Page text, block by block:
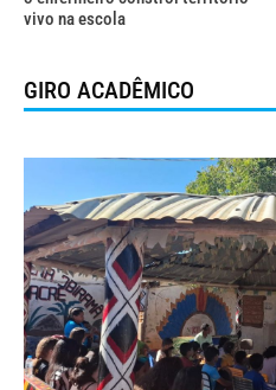
vivo na escola
GIRO ACADÊMICO